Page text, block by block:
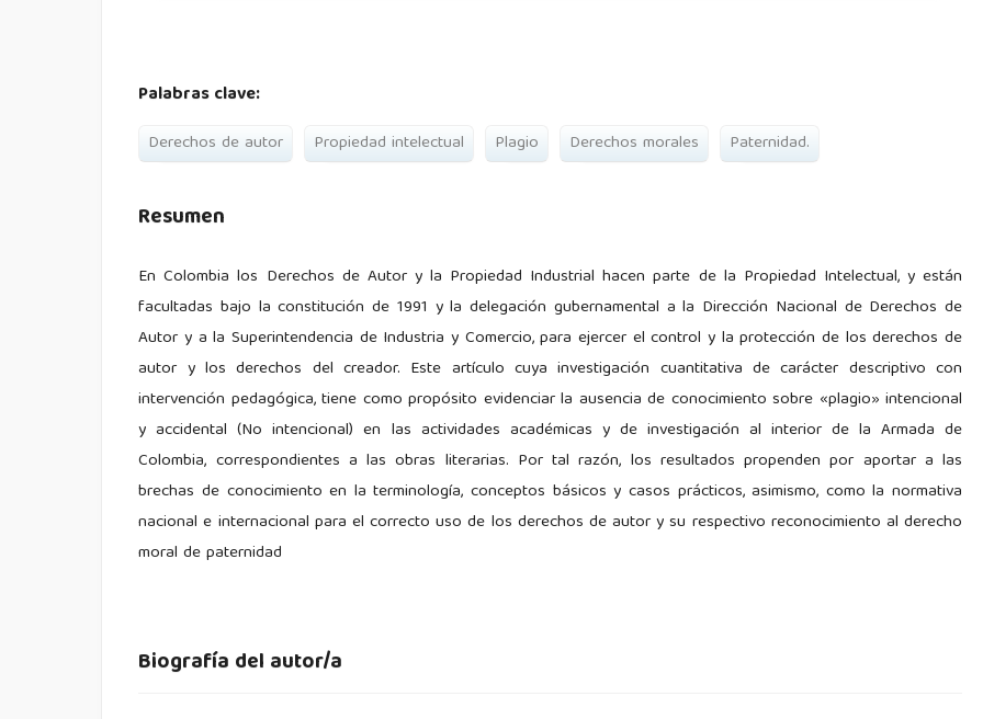
Palabras clave:
Derechos de autor Propiedad intelectual Plagio Derechos morales Paternidad.
Resumen
En Colombia los Derechos de Autor y la Propiedad Industrial hacen parte de la Propiedad Intelectual, y están
facultadas bajo la constitución de 1991 y la delegación gubernamental a la Dirección Nacional de Derechos de
Autor y a la Superintendencia de Industria y Comercio, para ejercer el control y la protección de los derechos de
autor y los derechos del creador. Este artículo cuya investigación cuantitativa de carácter descriptivo con
intervención pedagógica, tiene como propósito evidenciar la ausencia de conocimiento sobre «plagio» intencional
y accidental (No intencional) en las actividades académicas y de investigación al interior de la Armada de
Colombia, correspondientes a las obras literarias. Por tal razón, los resultados propenden por aportar a las
brechas de conocimiento en la terminología, conceptos básicos y casos prácticos, asimismo, como la normativa
nacional e internacional para el correcto uso de los derechos de autor y su respectivo reconocimiento al derecho
moral de paternidad
Biografía del autor/a